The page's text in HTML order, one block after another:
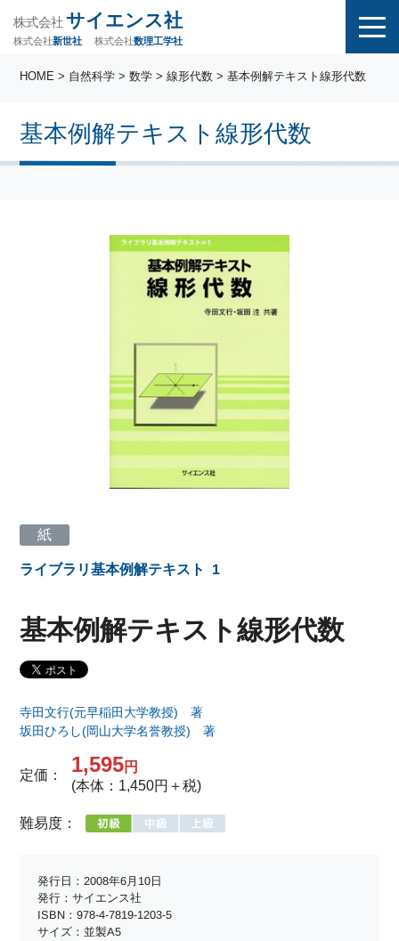
株式会社 サイエンス社
株式会社新世社 株式会社数理工学社
基本例解テキスト線形代数
HOME > 自然科学 >数学 >線形代数 > 基本例解テキスト線形代数
紙
ライブラリ基本例解テキスト 1
基本例解テキスト線形代数
寺田文行(元早稲田大学教授) 著
坂田ひろし(岡山大学名誉教授) 著
定価： 1,595円
(本体：1,450円＋税)
難易度：
発行日：2008年6月10日
発行：サイエンス社
ISBN：978-4-7819-1203-5
サイズ：並製A5